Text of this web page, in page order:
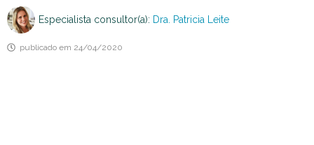
Especialista consultor(a): Dra. Patricia Leite
publicado em 24/04/2020